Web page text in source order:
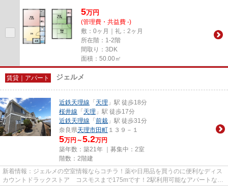
5万円
(管理費・共益費 -)
敷：0ヶ月｜礼：2ヶ月
所在階：1-2階
間取り：3DK
面積：50.00㎡
賃貸｜アパート ジェルメ
近鉄天理線 「 天理 」駅 徒歩18分
桜井線 「 天理 」駅 徒歩17分
近鉄天理線 「 前栽 」駅 徒歩31分
奈良県天理市田町 １３９－１
5万円～5.2万円
築年数：築21年 ｜募集中： 2室
階数：2階建
新着情報：ジェルメの空室情報ならコチラ！薬や日用品を買うのに便利なディス
カウントドラックストア コスモスまで175mです！2駅利用可能なアパートなの